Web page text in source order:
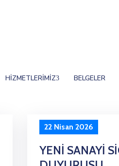
HİZMETLERİMİZ BELGELER
22 Nisan 2026
YENİ SANAYİ